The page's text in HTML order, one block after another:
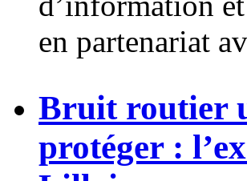
en partenariat
Bruit routier
protéger :